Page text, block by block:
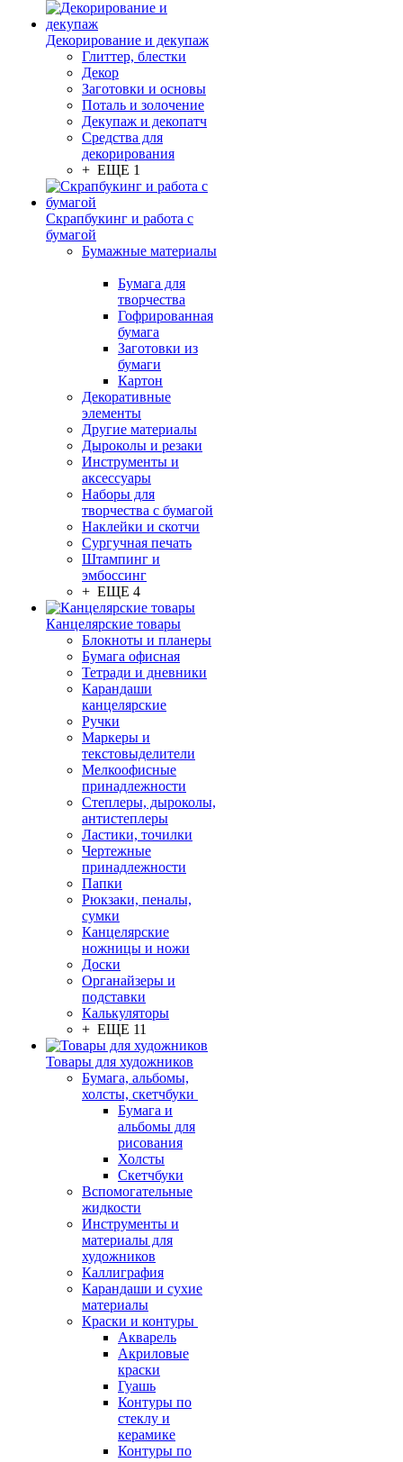
Декорирование и декупаж
Глиттер, блестки
Декор
Заготовки и основы
Поталь и золочение
Декупаж и декопатч
Средства для
декорирования
+ ЕЩЕ 1
Скрапбукинг и работа с
бумагой
Бумажные материалы
Бумага для
творчества
Гофрированная
бумага
Заготовки из
бумаги
Картон
Декоративные
элементы
Другие материалы
Дыроколы и резаки
Инструменты и
аксессуары
Наборы для
творчества с бумагой
Наклейки и скотчи
Сургучная печать
Штампинг и
эмбоссинг
+ ЕЩЕ 4
Канцелярские товары
Блокноты и планеры
Бумага офисная
Тетради и дневники
Карандаши
канцелярские
Ручки
Маркеры и
текстовыделители
Мелкоофисные
принадлежности
Степлеры, дыроколы,
антистеплеры
Ластики, точилки
Чертежные
принадлежности
Папки
Рюкзаки, пеналы,
сумки
Канцелярские
ножницы и ножи
Доски
Органайзеры и
подставки
Калькуляторы
+ ЕЩЕ 11
Товары для художников
Бумага, альбомы,
холсты, скетчбуки
Бумага и
альбомы для
рисования
Холсты
Скетчбуки
Вспомогательные
жидкости
Инструменты и
материалы для
художников
Каллиграфия
Карандаши и сухие
материалы
Краски и контуры
Акварель
Акриловые
краски
Гуашь
Контуры по
стеклу и
керамике
Контуры по